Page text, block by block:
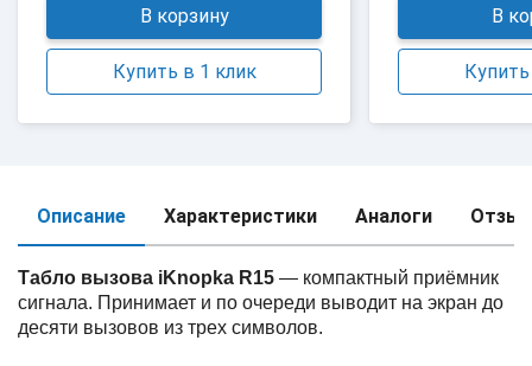
В корзину
Купить в 1 клик
В
Описание Характеристики Аналоги
Табло вызова iKnopka R15 — компактный приёмник
сигнала. Принимает и по очереди выводит на экран до
десяти вызовов из трех символов.